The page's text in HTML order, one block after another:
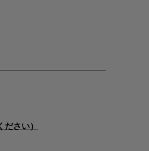
さい）